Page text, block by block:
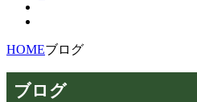
HOMEブログ
ブログ